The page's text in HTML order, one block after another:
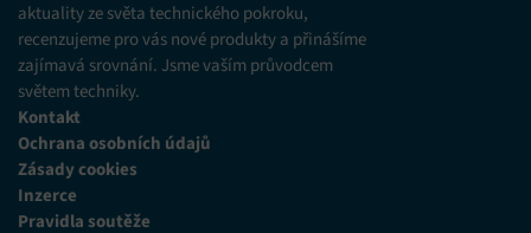
Ukládání a/nebo přístup k informacím v zařízení, Použití
omezených údajů k výběru reklam, Vytváření profilů pro
personalizovanou reklamu, Používání profilů k výběru
personalizované reklamy, Vytváření profilů pro
personalizovaný obsah, Používání profilů pro výběr
personalizovaného obsahu, Použití omezených údajů k výběru
obsahu.
Funkce
aktuality ze světa technického pokroku,
recenzujeme pro vás nové produkty a přinášíme
zajímavá srovnání. Jsme vaším průvodcem
světem techniky.
Kontakt
Ochrana osobních údajů
Zásady cookies
Inzerce
Pravidla soutěže